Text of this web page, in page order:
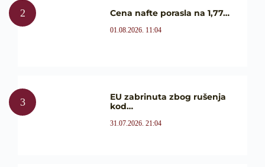
Cena nafte porasla na 1,77…
01.08.2026. 11:04
EU zabrinuta zbog rušenja
kod…
31.07.2026. 21:04